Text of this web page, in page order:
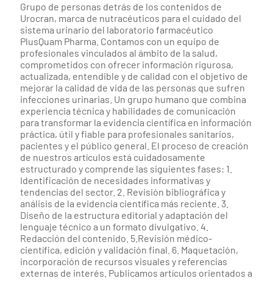
Grupo de personas detrás de los contenidos de
Urocran, marca de nutracéuticos para el cuidado del
sistema urinario del laboratorio farmacéutico
PlusQuam Pharma. Contamos con un equipo de
profesionales vinculados al ámbito de la salud,
comprometidos con ofrecer información rigurosa,
actualizada, entendible y de calidad con el objetivo de
mejorar la calidad de vida de las personas que sufren
infecciones urinarias. Un grupo humano que combina
experiencia técnica y habilidades de comunicación
para transformar la evidencia científica en información
práctica, útil y fiable para profesionales sanitarios,
pacientes y el público general. El proceso de creación
de nuestros artículos está cuidadosamente
estructurado y comprende las siguientes fases: 1.
Identificación de necesidades informativas y
tendencias del sector. 2. Revisión bibliográfica y
análisis de la evidencia científica más reciente. 3.
Diseño de la estructura editorial y adaptación del
lenguaje técnico a un formato divulgativo. 4.
Redacción del contenido. 5.Revisión médico-
científica, edición y validación final. 6. Maquetación,
incorporación de recursos visuales y referencias
externas de interés. Publicamos artículos orientados a